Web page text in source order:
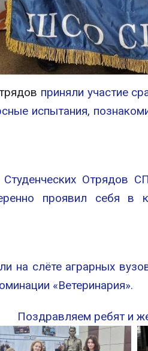
приняли участие
испытания,
Отрядов
проявил себя в
на слёте аграрных
«Ветеринария».
Поздравляем ребят и